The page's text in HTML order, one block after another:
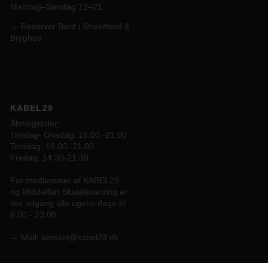
Mandag–Søndag 12–21
→ Reservér Bord i Streetfood &
Bryghus.
KABEL29
Åbningstider:
Tirsdag- Onsdag: 15.00 -21.00
Torsdag: 16.00 -21.00
Fredag: 14.30-21.30
For medlemmer af KABEL29
og Middelfart Skateboarding er
der adgang alle ugens dage kl.
8.00 - 23.00
→ Mail: kontakt@kabel29.dk